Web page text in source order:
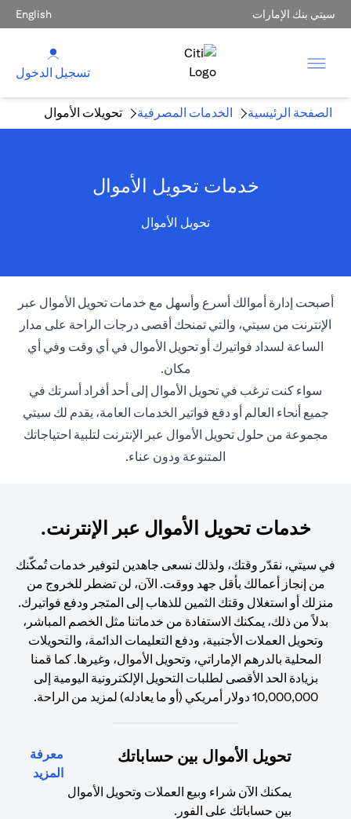
سيتي بنك الإمارات English
تسجيل الدخول
الصفحة الرئيسية الخدمات المصرفية تحويلات الأموال
خدمات تحويل الأموال
تحويل الأموال
أصبحت إدارة أموالك أسرع وأسهل مع خدمات تحويل الأموال عبر
الإنترنت من سيتي، والتي تمنحك أقصى درجات الراحة على مدار
الساعة لسداد فواتيرك أو تحويل الأموال في أي وقت وفي أي
مكان.
سواء كنت ترغب في تحويل الأموال إلى أحد أفراد أسرتك في
جميع أنحاء العالم أو دفع فواتير الخدمات العامة، يقدم لك سيتي
مجموعة من حلول تحويل الأموال عبر الإنترنت لتلبية احتياجاتك
المتنوعة ودون عناء.
خدمات تحويل الأموال عبر الإنترنت.
في سيتي، نقدّر وقتك، ولذلك نسعى جاهدين لتوفير خدمات تُمكّنك
من إنجاز أعمالك بأقل جهد ووقت. الآن، لن تضطر للخروج من
منزلك أو استغلال وقتك الثمين للذهاب إلى المتجر ودفع فواتيرك.
بدلاً من ذلك، يمكنك الاستفادة من خدماتنا مثل الخصم المباشر،
وتحويل العملات الأجنبية، ودفع التعليمات الدائمة، والتحويلات
المحلية بالدرهم الإماراتي، وتحويل الأموال، وغيرها. كما قمنا
بزيادة الحد الأقصى لطلبات التحويل الإلكترونية اليومية إلى
10,000,000 دولار أمريكي (أو ما يعادله) لمزيد من الراحة.
تحويل الأموال بين حساباتك
يمكنك الآن شراء وبيع العملات وتحويل الأموال
بين حساباتك على الفور.
معرفة
المزيد